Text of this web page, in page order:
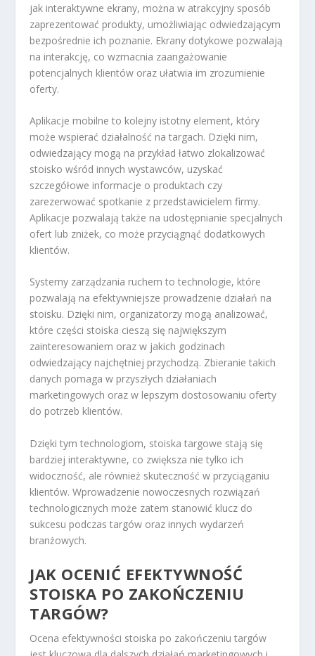
jak interaktywne ekrany, można w atrakcyjny sposób
zaprezentować produkty, umożliwiając odwiedzającym
bezpośrednie ich poznanie. Ekrany dotykowe pozwalają
na interakcję, co wzmacnia zaangażowanie
potencjalnych klientów oraz ułatwia im zrozumienie
oferty.
Aplikacje mobilne to kolejny istotny element, który
może wspierać działalność na targach. Dzięki nim,
odwiedzający mogą na przykład łatwo zlokalizować
stoisko wśród innych wystawców, uzyskać
szczegółowe informacje o produktach czy
zarezerwować spotkanie z przedstawicielem firmy.
Aplikacje pozwalają także na udostępnianie specjalnych
ofert lub zniżek, co może przyciągnąć dodatkowych
klientów.
Systemy zarządzania ruchem to technologie, które
pozwalają na efektywniejsze prowadzenie działań na
stoisku. Dzięki nim, organizatorzy mogą analizować,
które części stoiska cieszą się największym
zainteresowaniem oraz w jakich godzinach
odwiedzający najchętniej przychodzą. Zbieranie takich
danych pomaga w przyszłych działaniach
marketingowych oraz w lepszym dostosowaniu oferty
do potrzeb klientów.
Dzięki tym technologiom, stoiska targowe stają się
bardziej interaktywne, co zwiększa nie tylko ich
widoczność, ale również skuteczność w przyciąganiu
klientów. Wprowadzenie nowoczesnych rozwiązań
technologicznych może zatem stanowić klucz do
sukcesu podczas targów oraz innych wydarzeń
branżowych.
JAK OCENIĆ EFEKTYWNOŚĆ
STOISKA PO ZAKOŃCZENIU
TARGÓW?
Ocena efektywności stoiska po zakończeniu targów